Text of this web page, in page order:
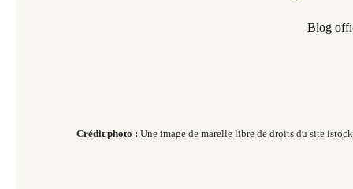
Blog
Crédit photo : Une image de marelle libre de droits du site